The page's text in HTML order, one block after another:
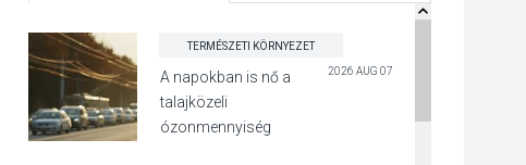
TERMÉSZETI KÖRNYEZET
2026 AUG 07
A napokban is nő a
talajközeli
ózonmennyiség